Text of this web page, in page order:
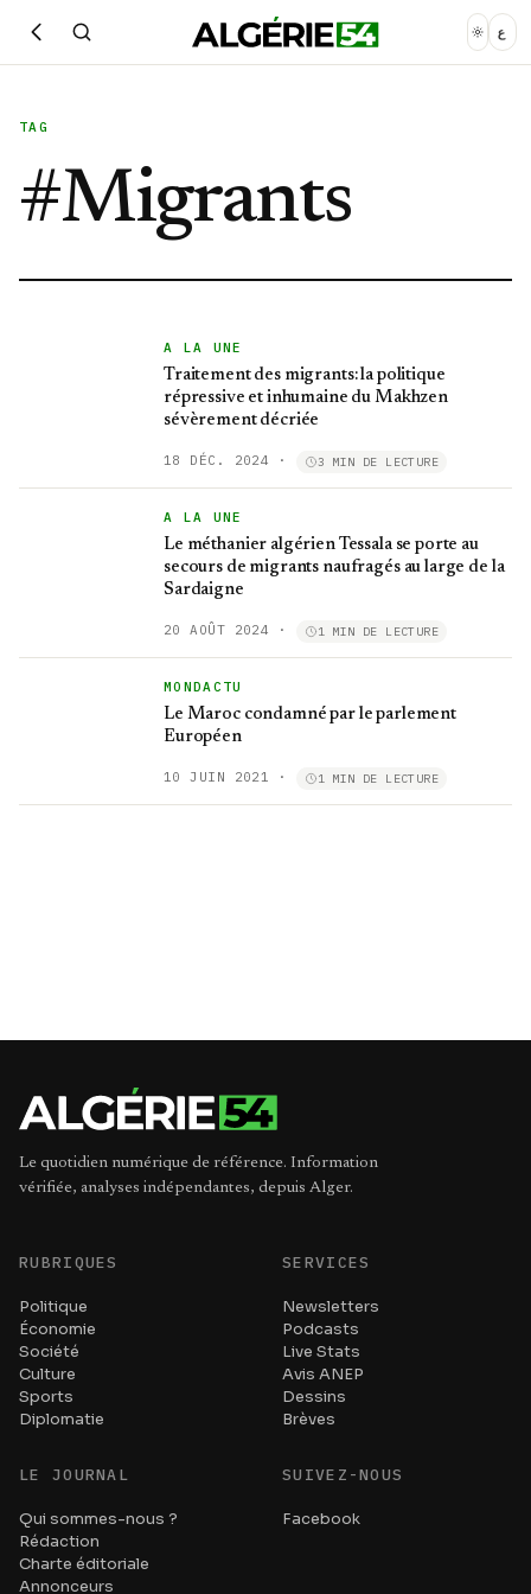
ع
TAG
#Migrants
A LA UNE
Traitement des migrants: la politique
répressive et inhumaine du Makhzen
sévèrement décriée
18 DÉC. 2024 · 3 MIN DE LECTURE
A LA UNE
Le méthanier algérien Tessala se porte au
secours de migrants naufragés au large de la
Sardaigne
20 AOÛT 2024 · 1 MIN DE LECTURE
MONDACTU
Le Maroc condamné par le parlement
Européen
10 JUIN 2021 · 1 MIN DE LECTURE
Le quotidien numérique de référence. Information
vérifiée, analyses indépendantes, depuis Alger.
RUBRIQUES
Politique
Économie
Société
Culture
Sports
Diplomatie
SERVICES
Newsletters
Podcasts
Live Stats
Avis ANEP
Dessins
Brèves
LE JOURNAL
Qui sommes-nous ?
Rédaction
Charte éditoriale
Annonceurs
SUIVEZ-NOUS
Facebook